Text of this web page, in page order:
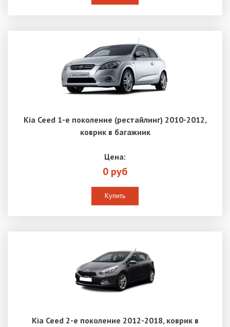
Kia Ceed 1-е поколение (рестайлинг) 2010-2012,
коврик в багажник
Цена:
0 руб
Купить
Kia Ceed 2-е поколение 2012-2018, коврик в